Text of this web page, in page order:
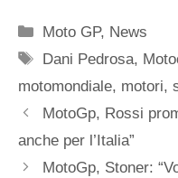
Categorie
Moto GP, News
Tag
Dani Pedrosa,
motomondiale, motori,
MotoGp, Rossi
anche per l’Italia”
MotoGp, Stoner: